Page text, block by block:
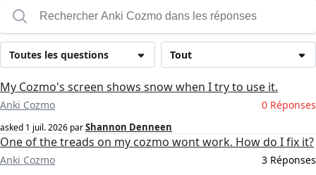
Tout
Toutes les questions
My Cozmo's screen shows snow when I try to use it.
Anki Cozmo 0 Réponses
asked 1 juil. 2026 parShannon Denneen
One of the treads on my cozmo wont work. How do I fix it?
Anki Cozmo 3 Réponses